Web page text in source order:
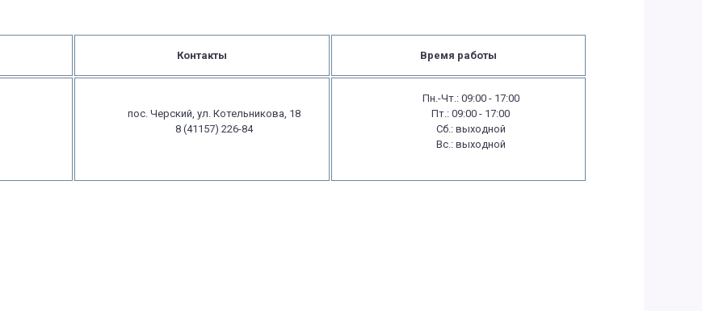
Контакты Время работы
пос. Черский, ул. Котельникова, 18
8 (41157) 226-84
Пн.-Чт.: 09:00 - 17:00
Пт.: 09:00 - 17:00
Сб.: выходной
Вс.: выходной